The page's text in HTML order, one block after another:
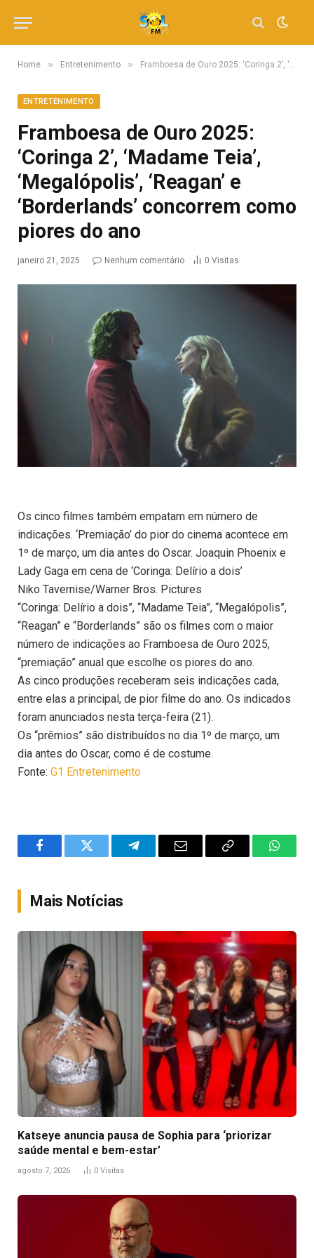
Home » Entretenimento » Framboesa de Ouro 2025: ‘Coringa 2’, ‘Madame Teia’, ‘Megalópolis’, ‘Reagan’ e ‘Borderlands’ concorrem como piores do ano
ENTRETENIMENTO
Framboesa de Ouro 2025:
‘Coringa 2’, ‘Madame Teia’,
‘Megalópolis’, ‘Reagan’ e
‘Borderlands’ concorrem como
piores do ano
janeiro 21, 2025 Nenhum comentário 0 Visitas
Os cinco filmes também empatam em número de
indicações. ‘Premiação’ do pior do cinema acontece em
1º de março, um dia antes do Oscar. Joaquin Phoenix e
Lady Gaga em cena de ‘Coringa: Delírio a dois’
Niko Tavernise/Warner Bros. Pictures
“Coringa: Delírio a dois”, “Madame Teia”, “Megalópolis”,
“Reagan” e “Borderlands” são os filmes com o maior
número de indicações ao Framboesa de Ouro 2025,
“premiação” anual que escolhe os piores do ano.
As cinco produções receberam seis indicações cada,
entre elas a principal, de pior filme do ano. Os indicados
foram anunciados nesta terça-feira (21).
Os “prêmios” são distribuídos no dia 1º de março, um
dia antes do Oscar, como é de costume.
Fonte: G1 Entretenimento
FacebookTwitter TelegramEmail
Copy
Mais Notícias
Katseye anuncia pausa de Sophia para ‘priorizar
saúde mental e bem-estar’
agosto 7, 2026 0 Visitas